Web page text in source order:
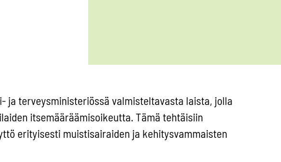
ja terveysministeriössä valmisteltavasta laista, jolla
itsemääräämisoikeutta. Tämä tehtäisiin
erityisesti muistisairaiden ja kehitysvammaisten